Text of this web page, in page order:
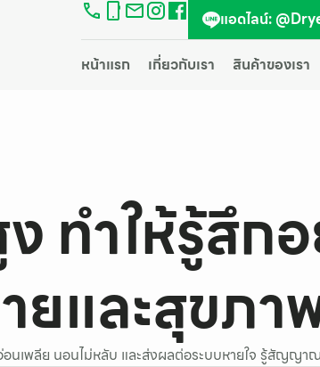
แอดไลน์:
หน้าแรก เกี่ยวกับเรา สินค้าของเรา
ทำให้รู้สึก
ยและสุขภา
นเพลีย นอนไม่หลับ และส่งผลต่อระบบหายใจ รู้สัญญา